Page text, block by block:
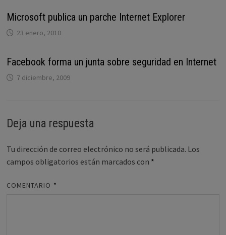
Microsoft publica un parche Internet Explorer
23 enero, 2010
Facebook forma un junta sobre seguridad en Internet
7 diciembre, 2009
Deja una respuesta
Tu dirección de correo electrónico no será publicada. Los
campos obligatorios están marcados con *
COMENTARIO *